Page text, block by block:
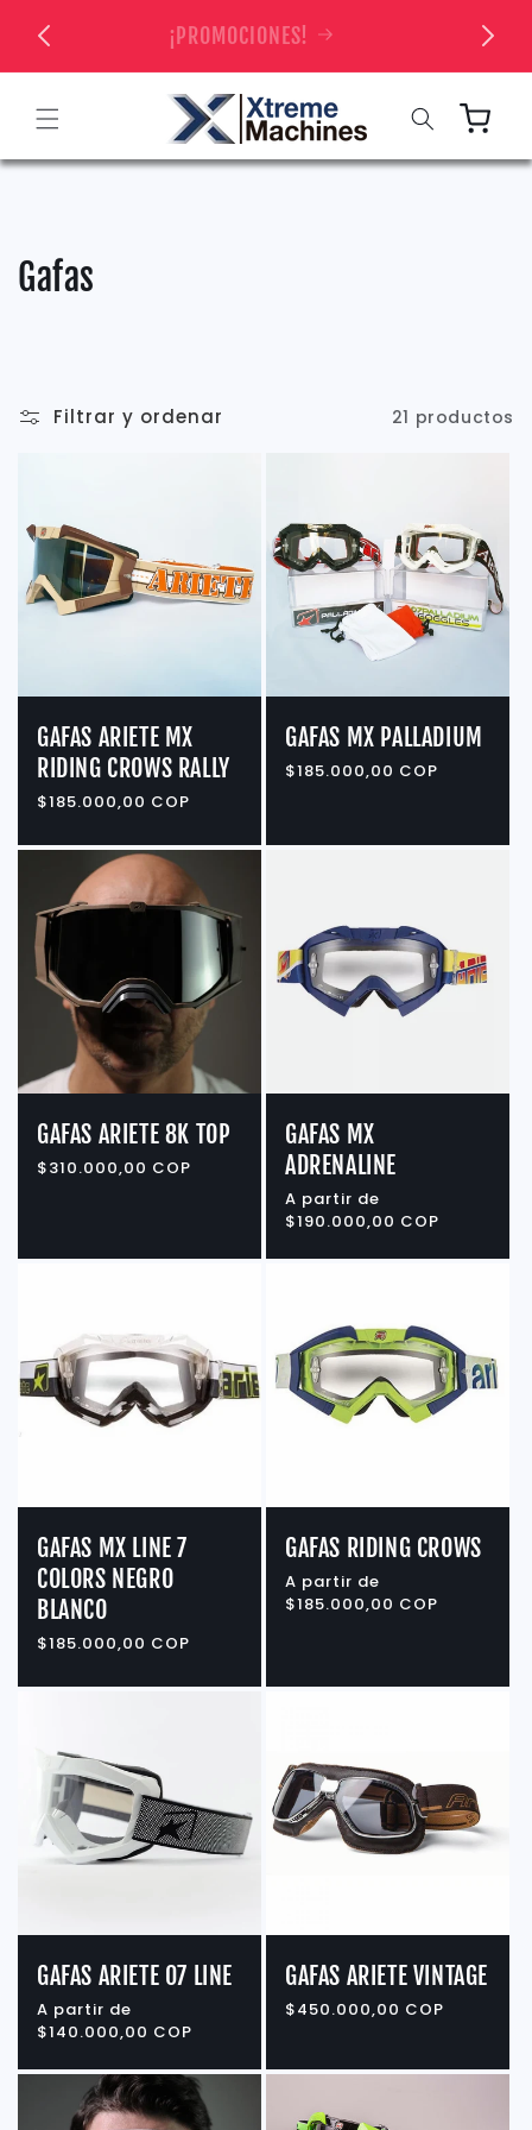
directamente
al contenido
¡PROMOCIONES!
Carrito
C
e
ó
:
Gafas
Filtrar y ordenar 21 productos
GAFAS ARIETE MX
RIDING CROWS RALLY
Precio
$185.000,00 COP
GAFAS MX PALLADIUM
Precio
$185.000,00 COP
GAFAS ARIETE 8K TOP
Precio
$310.000,00 COP
GAFAS MX
ADRENALINE
Precio
habitual
A partir de
$190.000,00 COP
GAFAS MX LINE 7
COLORS NEGRO
BLANCO
Precio
$185.000,00 COP
GAFAS RIDING CROWS
Precio
habitual
A partir de
$185.000,00 COP
GAFAS ARIETE 07 LINE
Precio
habitual
A partir de
$140.000,00 COP
GAFAS ARIETE VINTAGE
Precio
$450.000,00 COP